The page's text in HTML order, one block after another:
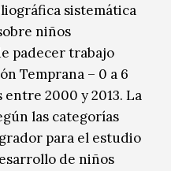
sistemática
niños
padecer trabajo
Temprana – 0 a 6
2000 y 2013. La
las categorías
para el estudio
de niños